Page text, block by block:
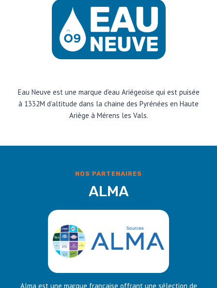
Eau Neuve est une marque d’eau Ariégeoise qui est puisée
à 1332M d’altitude dans la chaine des Pyrénées en Haute
Ariège à Mérens les Vals.
NOS PARTENAIRES
ALMA
Alma est une marque française offrant une sélection de